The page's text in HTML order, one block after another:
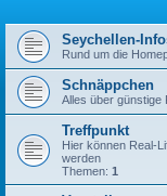
Seychellen-
Rund um die
Schnäppchen
Alles über günstige
Treffpunkt
Hier können Real-
werden
Themen: 1